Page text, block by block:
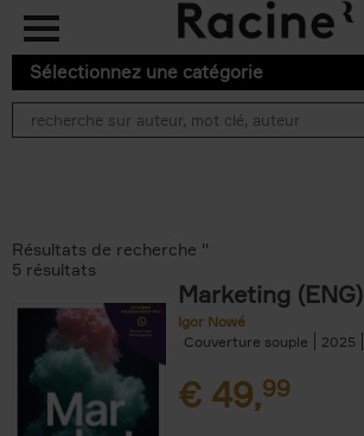
Aller au contenu principal
Sélectionnez une catégorie
Résultats de recherche ''
5 résultats
Marketing (ENG)
Igor Nowé
Couverture souple
2025
€ 49,99